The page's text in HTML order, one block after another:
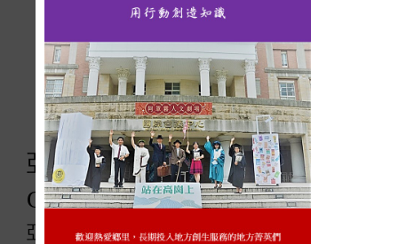
亞大休憩系「深層式A I繪圖與
ChatGPT工作坊」
亞大休憩系與A I人工智慧協會與自媒體協